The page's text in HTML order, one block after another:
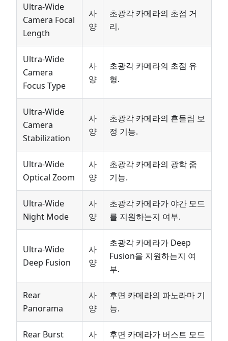
Ultra-Wide
Camera Focal
Length
사
양
초광각 카메라의 초점 거
리.
Ultra-Wide
Camera
Focus Type
사
양
초광각 카메라의 초점 유
형.
Ultra-Wide
Camera
Stabilization
사
양
초광각 카메라의 흔들림 보
정 기능.
Ultra-Wide
Optical Zoom
사
양
초광각 카메라의 광학 줌
기능.
Ultra-Wide
Night Mode
사
양
초광각 카메라가 야간 모드
를 지원하는지 여부.
Ultra-Wide
Deep Fusion
사
양
초광각 카메라가 Deep
Fusion을 지원하는지 여
부.
Rear
Panorama
사
양
후면 카메라의 파노라마 기
능.
Rear Burst
사
후면 카메라가 버스트 모드